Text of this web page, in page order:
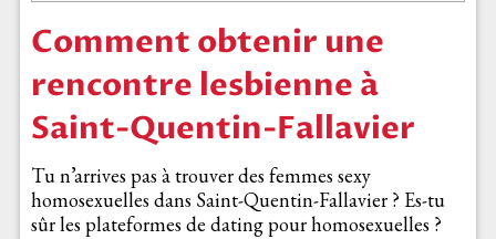
Comment obtenir une
rencontre lesbienne à
Saint-Quentin-Fallavier
Tu n’arrives pas à trouver des femmes sexy
homosexuelles dans Saint-Quentin-Fallavier ? Es-tu
sûr les plateformes de dating pour homosexuelles ?